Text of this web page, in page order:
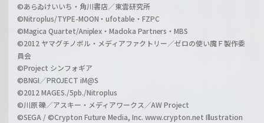
©あらゐけいいち・角川書店／東雲研究所
©Nitroplus/TYPE-MOON・ufotable・FZPC
©Magica Quartet/Aniplex・Madoka Partners・MBS
©2012 ヤマグチノボル・メディアファクトリー／ゼロの使い魔Ｆ製作委
員会
©Project シンフォギア
©BNGI／PROJECT iM@S
©2012 MAGES./5pb./Nitroplus
©川原 礫／アスキー・メディアワークス／AW Project
©SEGA / ©Crypton Future Media, Inc. www.crypton.net Illustration